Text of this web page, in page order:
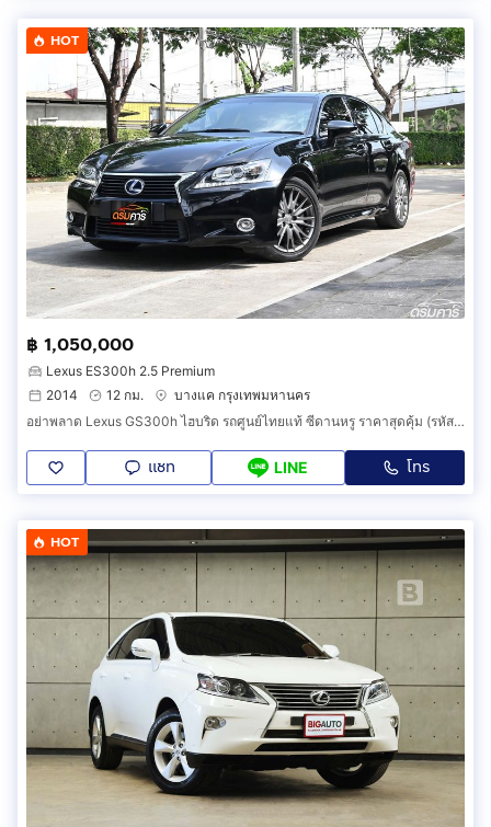
HOT
฿ 1,050,000
Lexus ES300h 2.5 Premium
2014
12 กม.
บางแค กรุงเทพมหานคร
อย่าพลาด Lexus GS300h ไฮบริด รถศูนย์ไทยแท้ ซีดานหรู ราคาสุดคุ้ม (รหัส DE516)
แชท LINE โทร
HOT